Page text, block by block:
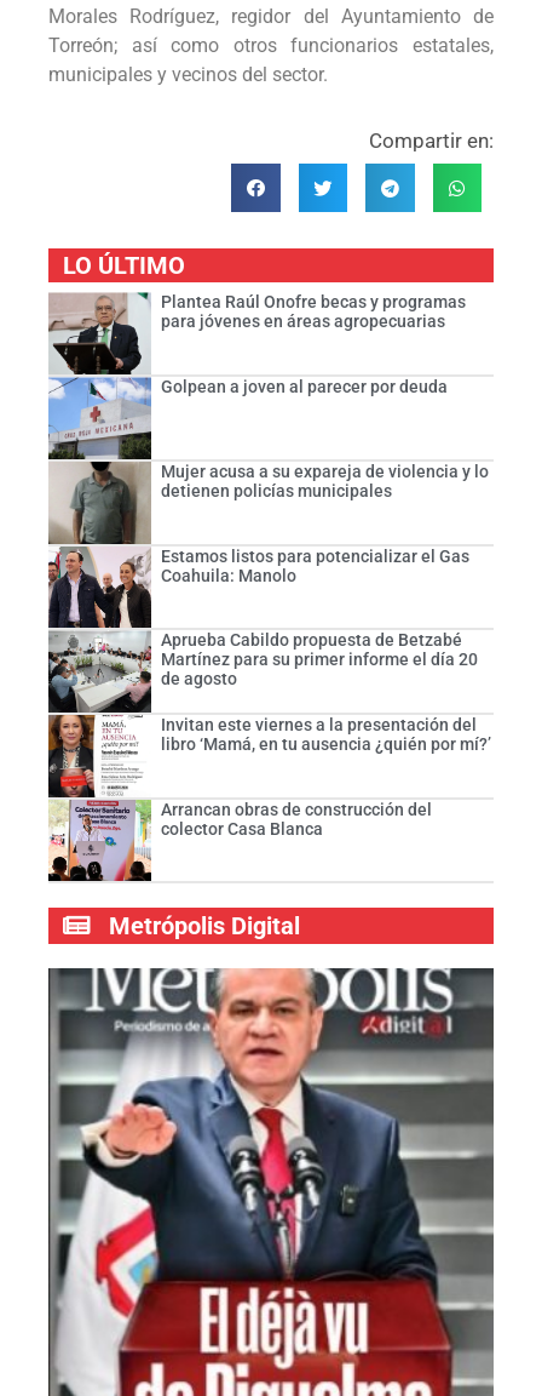
Morales Rodríguez, regidor del Ayuntamiento de
Torreón; así como otros funcionarios estatales,
municipales y vecinos del sector.
Compartir en:
LO ÚLTIMO
Plantea Raúl Onofre becas y programas
para jóvenes en áreas agropecuarias
Golpean a joven al parecer por deuda
Mujer acusa a su expareja de violencia y lo
detienen policías municipales
Estamos listos para potencializar el Gas
Coahuila: Manolo
Aprueba Cabildo propuesta de Betzabé
Martínez para su primer informe el día 20
de agosto
Invitan este viernes a la presentación del
libro ‘Mamá, en tu ausencia ¿quién por mí?’
Arrancan obras de construcción del
colector Casa Blanca
Metrópolis Digital